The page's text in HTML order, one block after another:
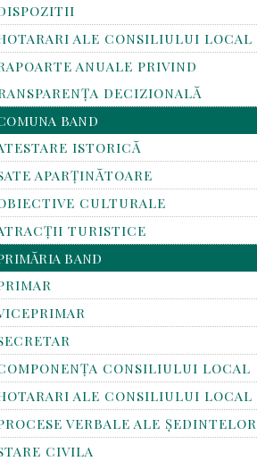
ALE CONSILIULUI LOCAL
ANUALE PRIVIND
DECIZIONALĂ
BAND
ISTORICĂ
APARȚINĂTOARE
CULTURALE
TURISTICE
BAND
CONSILIULUI LOCAL
ALE CONSILIULUI LOCAL
VERBALE ALE ȘEDINTELOR
CIVILA